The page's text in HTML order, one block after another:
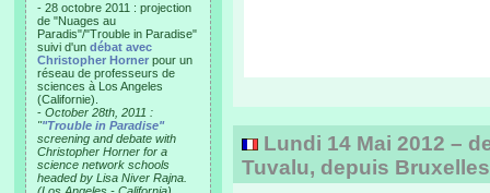
- 28 octobre 2011 : projection
de "Nuages au
Paradis"/"Trouble in Paradise"
suivi d'un débat avec
Christopher Horner pour un
réseau de professeurs de
sciences à Los Angeles
(Californie).
- October 28th, 2011 :
""Trouble in Paradise"
screening and debate with
Christopher Horner for a
science network schools
headed by Lisa Niver Rajna.
Lundi 14 Mai 2012 –
Tuvalu, depuis